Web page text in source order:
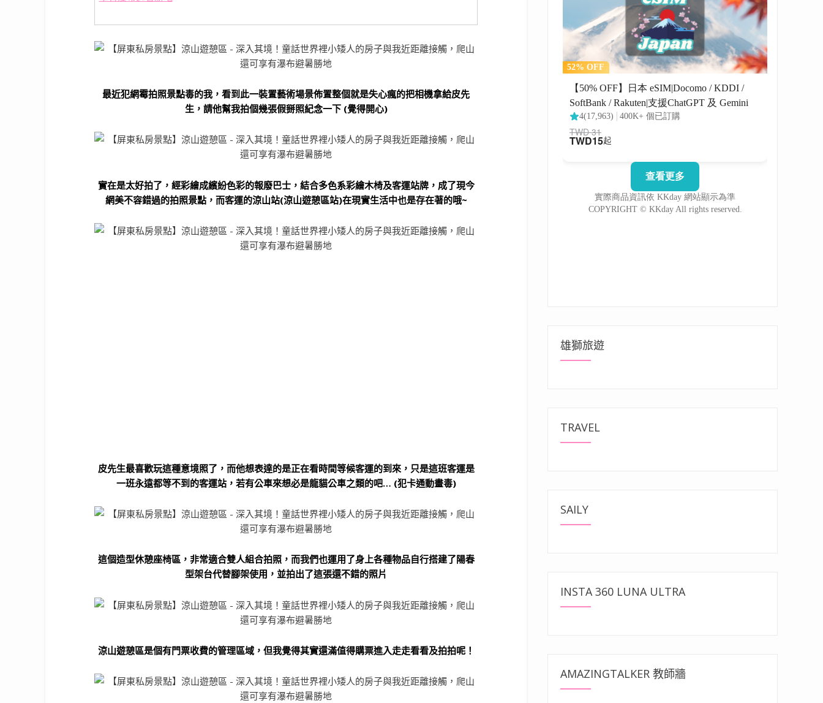
最近犯網霉拍照景點毒的我，看到此一裝置藝術場景佈置整個就是失心瘋的把相機拿給皮先
生，請他幫我拍個幾張假掰照紀念一下 (覺得開心)
實在是太好拍了，經彩繪成繽紛色彩的報廢巴士，結合多色系彩繪木椅及客運站牌，成了現今
網美不容錯過的拍照景點，而客運的涼山站(涼山遊憩區站)在現實生活中也是存在著的哦~
皮先生最喜歡玩這種意境照了，而他想表達的是正在看時間等候客運的到來，只是這班客運是
一班永遠都等不到的客運站，若有公車來想必是龍貓公車之類的吧… (犯卡通動畫毒)
這個造型休憩座椅區，非常適合雙人組合拍照，而我們也運用了身上各種物品自行搭建了陽春
型架台代替腳架使用，並拍出了這張還不錯的照片
涼山遊憩區是個有門票收費的管理區域，但我覺得其實還滿值得購票進入走走看看及拍拍呢！
雄獅旅遊
TRAVEL
SAILY
INSTA 360 LUNA ULTRA
AMAZINGTALKER 教師牆